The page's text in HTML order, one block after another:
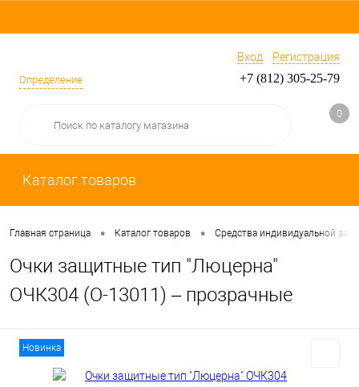
Определение
Вход Регистрация
+7 (812) 305-25-79
0
Каталог товаров
Главная страница • Каталог товаров • Средства индивидуальной
Очки защитные тип "Люцерна"
ОЧК304 (О-13011) – прозрачные
Новинка